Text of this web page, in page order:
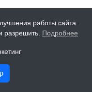
работы сайта.
разрешить. Подробнее